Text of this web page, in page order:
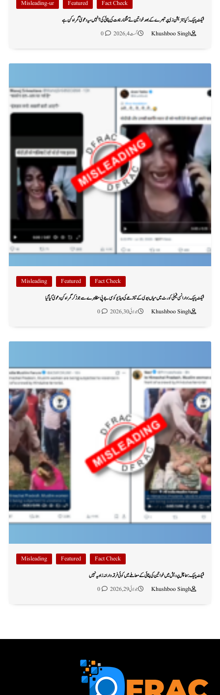
Fact Check
Featured
Misleading-ur
فیکٹ چیک: کیا جنریشن زی پر تبصرے کے بعد خواتین نے کنگنا رناوت کی پٹائی کی؟ نہیں، یہ دعویٰ گمراہ کن ہے
Khushboo Singh
اگست 4, 2026 0
Fact Check
Featured
Misleading
فیکٹ چیک: وارانسی فیملی کورٹ میں میاں بیوی کے تنازعے کی ویڈیو کو سی جے پی مظاہرے سے جوڑ کر گمراہ کن دعویٰ کیا گیا
Khushboo Singh
جولائی 30, 2026 0
Fact Check
Featured
Misleading
فیکٹ چیک: ہماچل پردیش میں خواتین کی پٹائی کے معاملے میں کوئی فرقہ وارانہ زاویہ نہیں
Khushboo Singh
جولائی 29, 2026 0